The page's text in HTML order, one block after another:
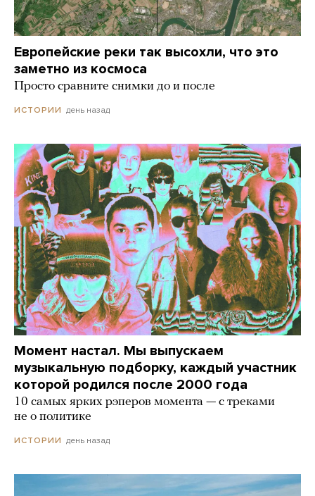
Европейские реки так высохли, что это
заметно из космоса
Просто сравните снимки до и после
ИСТОРИИ день назад
Момент настал. Мы выпускаем
музыкальную подборку, каждый участник
которой родился после 2000 года
10 самых ярких рэперов момента — с треками
не о политике
ИСТОРИИ день назад